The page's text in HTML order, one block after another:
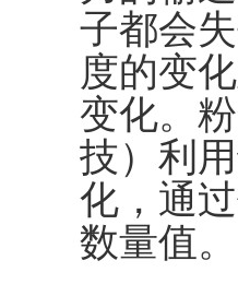
子都会
度的变
变化。
技） 利
化，通
数量值。